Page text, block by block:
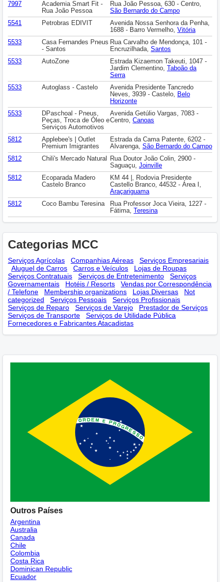
7997
Academia Smart Fit -
Rua João Pessoa
Rua João Pessoa, 630 - Centro,
São Bernardo do Campo
5541
Petrobras EDIVIT
Avenida Nossa Senhora da Penha,
1688 - Barro Vermelho, Vitória
5533
Casa Fernandes Pneus
- Santos
Rua Carvalho de Mendonça, 101 -
Encruzilhada, Santos
5533
AutoZone
Estrada Kizaemon Takeuti, 1047 -
Jardim Clementino,
Taboão da
Serra
5533
Autoglass - Castelo
Avenida Presidente Tancredo
Neves, 3939 - Castelo, Belo
Horizonte
5533
DPaschoal - Pneus,
Peças, Troca de Óleo e
Serviços Automotivos
Avenida Getúlio Vargas, 7083 -
Centro, Canoas
5812
Applebee's | Outlet
Premium Imigrantes
Estrada da Cama Patente, 6202 -
Alvarenga, São Bernardo do Campo
5812
Chili's Mercado Natural
Rua Doutor João Colin, 2900 -
Saguaçu, Joinville
5812
Ecoparada Madero
Castelo Branco
KM 44 |, Rodovia Presidente
Castello Branco, 44532 - Área I,
Araçariguama
5812
Coco Bambu Teresina
Rua Professor Joca Vieira, 1227 -
Fátima,
Teresina
Categorias MCC
Serviços Agrícolas Companhias Aéreas
Serviços Empresariais
Aluguel de Carros
Carros e Veículos
Lojas de Roupas
Serviços Contratuais
Serviços de Entretenimento
Serviços
Governamentais
Hotéis / Resorts
Vendas por Correspondência
/ Telefone
Membership оrganizations Lojas Diversas
Not
categorized
Serviços Pessoais
Serviços Profissionais
Serviços de Reparo
Serviços de Varejo
Prestador de Serviços
Serviços de Transporte
Serviços de Utilidade Pública
Fornecedores e Fabricantes Atacadistas
Outros Países
Argentina
Australia
Canada
Chile
Colombia
Costa Rica
Dominican Republic
Ecuador